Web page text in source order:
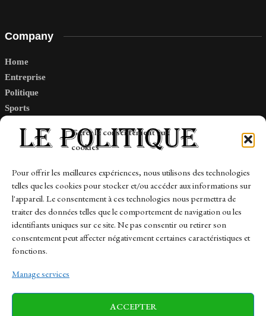
Gérer le consentement aux
cookies
Pour offrir les meilleures expériences, nous utilisons des technologies
telles que les cookies pour stocker et/ou accéder aux informations sur
l'appareil. Le consentement à ces technologies nous permettra de
traiter des données telles que le comportement de navigation ou les
identifiants uniques sur ce site. Ne pas consentir ou retirer son
consentement peut affecter négativement certaines caractéristiques et
fonctions.
Manage services
ACCEPTER
Company
Home
Entreprise
Politique
Sports
Links
Contact
Sitemap
News Finance-Marches Politics